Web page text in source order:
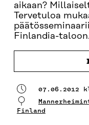
aikaan?
Tervetuloa
Finlandia-
07.06.2012
Finland